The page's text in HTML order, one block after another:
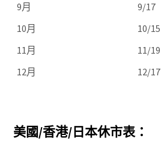
9月
9/17
10月
10/15
11月
11/19
12月
12/17
美國/香港/日本休市表：